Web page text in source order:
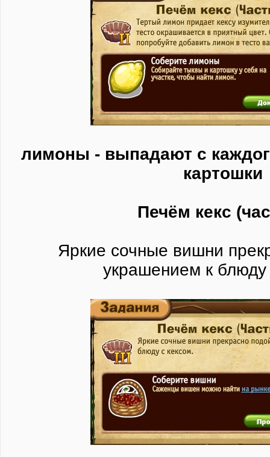
лимоны - выпадают с
картошки
Печём кекс
Яркие сочные вишни
украшением к блюду